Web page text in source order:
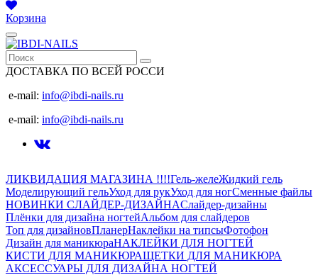
Корзина
ДОСТАВКА ПО ВСЕЙ РОССИ
e-mail: info@ibdi-nails.ru
e-mail: info@ibdi-nails.ru
ЛИКВИДАЦИЯ МАГАЗИНА !!!!Гель-желеЖидкий гель
Моделирующий гельУход для рукУход для ногСменные файлы
НОВИНКИ СЛАЙДЕР-ДИЗАЙНАСлайдер-дизайны
Плёнки для дизайна ногтейАльбом для слайдеров
Топ для дизайновПланерНаклейки на типсыФотофон
Дизайн для маникюраНАКЛЕЙКИ ДЛЯ НОГТЕЙ
КИСТИ ДЛЯ МАНИКЮРАЩЕТКИ ДЛЯ МАНИКЮРА
АКСЕССУАРЫ ДЛЯ ДИЗАЙНА НОГТЕЙ